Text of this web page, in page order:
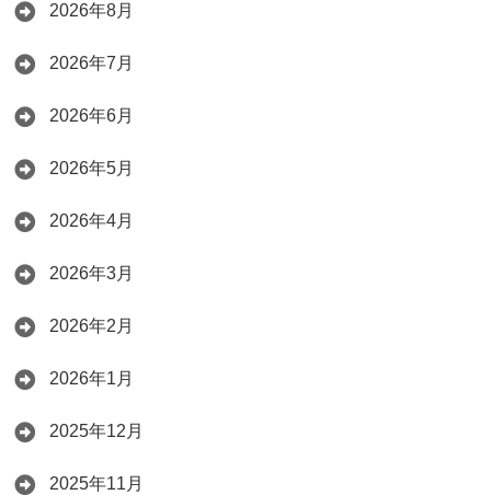
2026年8月
2026年7月
2026年6月
2026年5月
2026年4月
2026年3月
2026年2月
2026年1月
2025年12月
2025年11月